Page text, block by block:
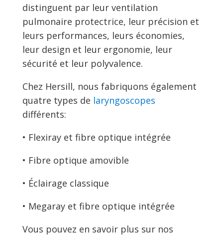
distinguent par leur ventilation
pulmonaire protectrice, leur précision et
leurs performances, leurs économies,
leur design et leur ergonomie, leur
sécurité et leur polyvalence.
Chez Hersill, nous fabriquons également
quatre types de laryngoscopes
différents:
• Flexiray et fibre optique intégrée
• Fibre optique amovible
• Éclairage classique
• Megaray et fibre optique intégrée
Vous pouvez en savoir plus sur nos